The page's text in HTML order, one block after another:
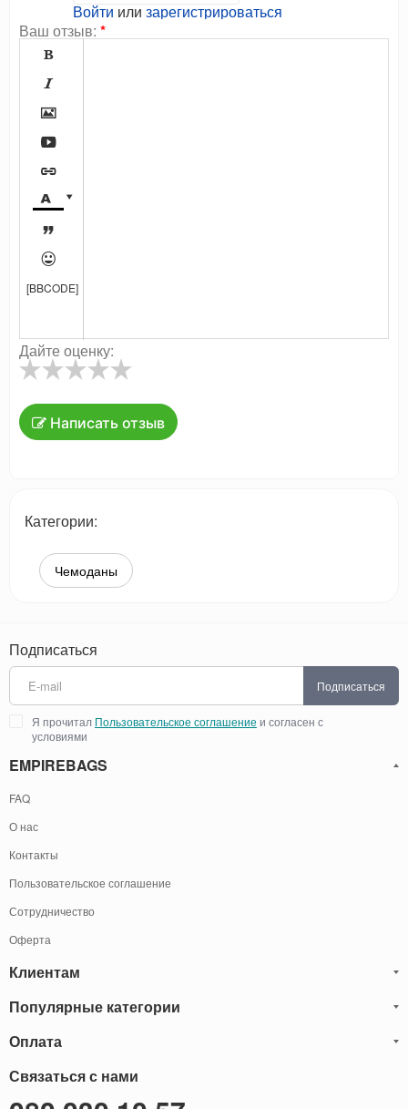
Войти или зарегистрироваться
Ваш отзыв: *









[BBCODE]
Дайте оценку:
Написать отзыв
Категории:
Чемоданы
Подписаться
Подписаться
Я прочитал Пользовательское соглашение и согласен с
условиями
EMPIREBAGS
FAQ
О нас
Контакты
Пользовательское соглашение
Сотрудничество
Оферта
Клиентам
Блог
Обмен и Возврат
Популярные категории
Мужские кожаные сумки
Саквояжи
Оплата
Оплату товаров можно
осуществить
Связаться с нами